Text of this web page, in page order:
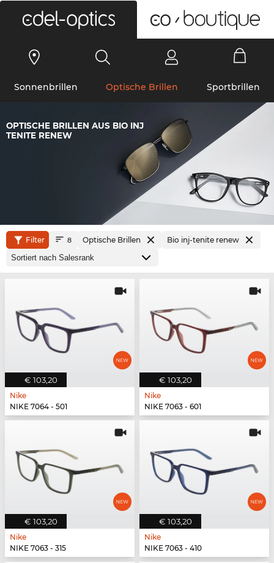
Sonnenbrillen Optische Brillen Sportbrillen
OPTISCHE BRILLEN AUS BIO INJ
TENITE RENEW
Filter 8 Optische Brillen Bio inj-tenite renew
€ 103,20
Nike
NIKE 7064 - 501
€ 103,20
Nike
NIKE 7063 - 601
€ 103,20
Nike
NIKE 7063 - 315
€ 103,20
Nike
NIKE 7063 - 410